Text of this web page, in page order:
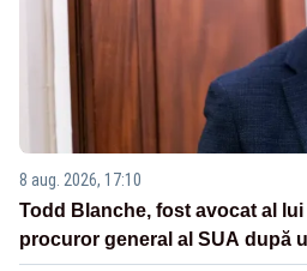
8 aug. 2026, 17:10
Todd Blanche, fost avocat al
procuror general al SUA după